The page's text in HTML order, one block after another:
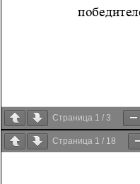
Страница 1 / 3
Страница 1 / 18